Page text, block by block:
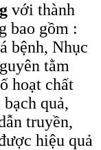
với thành
bao gồm :
bệnh, Nhục
tằm
hoạt chất
quả,
truyền,
hiệu quả